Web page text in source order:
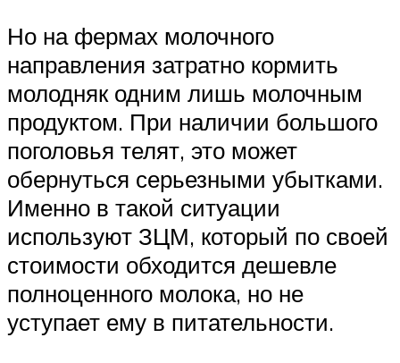
Но на фермах молочного
направления затратно кормить
молодняк одним лишь молочным
продуктом. При наличии большого
поголовья телят, это может
обернуться серьезными убытками.
Именно в такой ситуации
используют ЗЦМ, который по своей
стоимости обходится дешевле
полноценного молока, но не
уступает ему в питательности.